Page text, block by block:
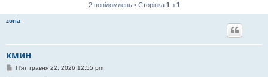
2 повідомлень • Сторінка 1 з 1
zoria
кмин
ПП'ят травня 22, 2026 12:55 pm